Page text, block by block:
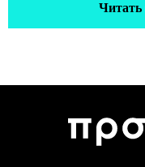
Читать